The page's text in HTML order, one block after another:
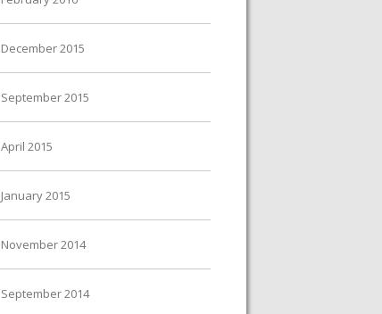
December 2015
September 2015
April 2015
January 2015
November 2014
September 2014